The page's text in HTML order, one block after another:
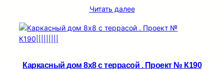
Читать далее
Каркасный дом 8х8 с террасой . Проект № К190